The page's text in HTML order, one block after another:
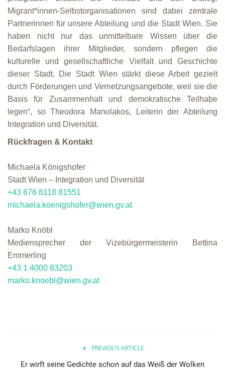
Migrant*innen-Selbstorganisationen sind dabei zentrale
Partnerinnen für unsere Abteilung und die Stadt Wien. Sie
haben nicht nur das unmittelbare Wissen über die
Bedarfslagen ihrer Mitglieder, sondern pflegen die
kulturelle und gesellschaftliche Vielfalt und Geschichte
dieser Stadt. Die Stadt Wien stärkt diese Arbeit gezielt
durch Förderungen und Vernetzungsangebote, weil sie die
Basis für Zusammenhalt und demokratische Teilhabe
legen“, so Theodora Manolakos, Leiterin der Abteilung
Integration und Diversität.
Rückfragen & Kontakt
Michaela Königshofer
Stadt Wien – Integration und Diversität
+43 676 8118 81551
michaela.koenigshofer@wien.gv.at
Marko Knöbl
Mediensprecher der Vizebürgermeisterin Bettina
Emmerling
+43 1 4000 83203
marko.knoebl@wien.gv.at
PREVIOUS ARTICLE
Er wirft seine Gedichte schon auf das Weiß der Wolken